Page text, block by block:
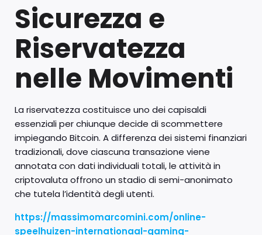
Sicurezza e
Riservatezza
nelle Movimenti
La riservatezza costituisce uno dei capisaldi
essenziali per chiunque decide di scommettere
impiegando Bitcoin. A differenza dei sistemi finanziari
tradizionali, dove ciascuna transazione viene
annotata con dati individuali totali, le attività in
criptovaluta offrono un stadio di semi-anonimato
che tutela l’identità degli utenti.
https://massimomarcomini.com/online-
speelhuizen-internationaal-gaming-